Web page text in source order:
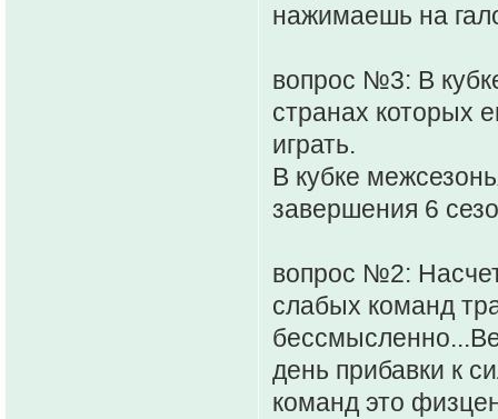
нажимаешь на
вопрос №3: В
странах которых
играть.
В кубке
завершения 6
вопрос №2:
слабых команд
день прибавки к
команд это